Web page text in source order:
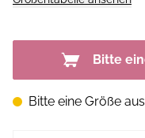
Bitte
Bitte eine Größe